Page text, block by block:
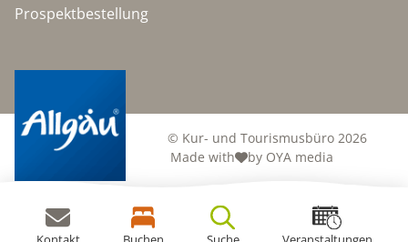
Prospektbestellung
© Kur- und Tourismusbüro 2026
Made with
by OYA media